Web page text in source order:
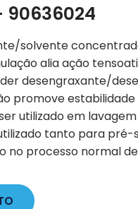
90636024
solvente
alia ação
desengraxante/
promove
utilizado em
tanto para
no processo normal